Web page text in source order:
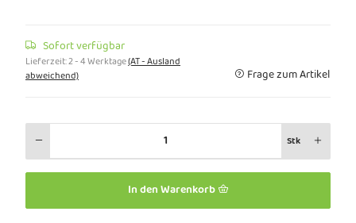
Sofort verfügbar
Lieferzeit:2 - 4 Werktage(AT - Ausland
abweichend)
Frage zum Artikel
Stk
In den Warenkorb